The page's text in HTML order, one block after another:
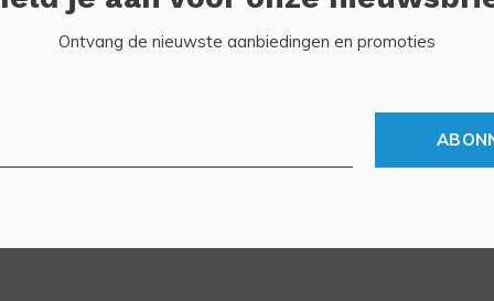
Ontvang de nieuwste aanbiedingen en promoties